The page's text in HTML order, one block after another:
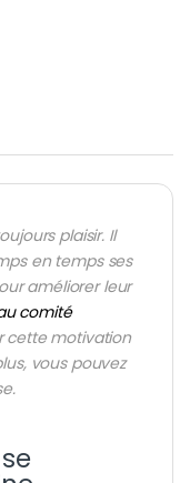
plaisir. Il
en temps ses
améliorer leur
comité
cette motivation
vous pouvez